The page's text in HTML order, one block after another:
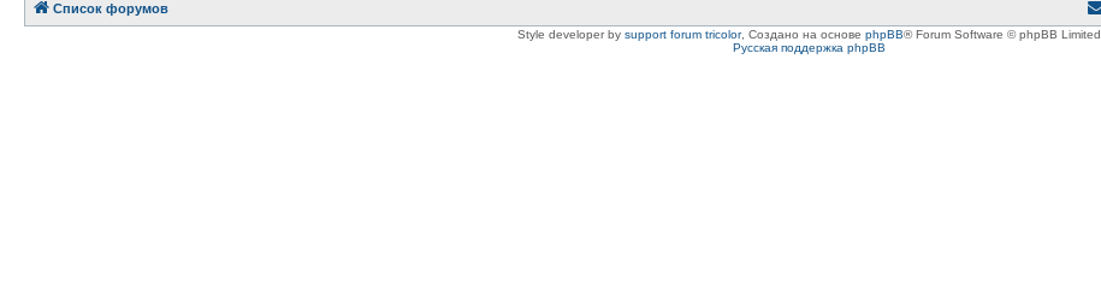
Список форумов
Style developer by support forum tricolor, Создано на основе phpBB® Forum Software © phpBB Limited
Русская поддержка phpBB